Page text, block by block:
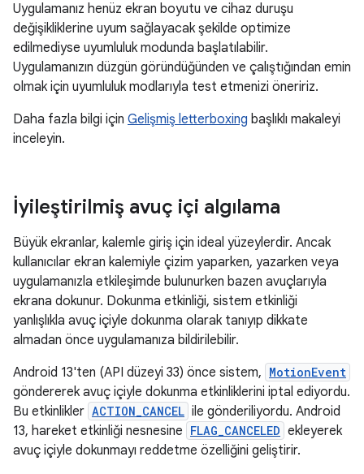
Uygulamanız henüz ekran boyutu ve cihaz duruşu
değişikliklerine uyum sağlayacak şekilde optimize
edilmediyse uyumluluk modunda başlatılabilir.
Uygulamanızın düzgün göründüğünden ve çalıştığından emin
olmak için uyumluluk modlarıyla test etmenizi öneririz.
Daha fazla bilgi için Gelişmiş letterboxing başlıklı makaleyi
inceleyin.
İyileştirilmiş avuç içi algılama
Büyük ekranlar, kalemle giriş için ideal yüzeylerdir. Ancak
kullanıcılar ekran kalemiyle çizim yaparken, yazarken veya
uygulamanızla etkileşimde bulunurken bazen avuçlarıyla
ekrana dokunur. Dokunma etkinliği, sistem etkinliği
yanlışlıkla avuç içiyle dokunma olarak tanıyıp dikkate
almadan önce uygulamanıza bildirilebilir.
Android 13'ten (API düzeyi 33) önce sistem, MotionEvent
göndererek avuç içiyle dokunma etkinliklerini iptal ediyordu.
Bu etkinlikler ACTION_CANCEL ile gönderiliyordu. Android
13, hareket etkinliği nesnesine FLAG_CANCELED ekleyerek
avuç içiyle dokunmayı reddetme özelliğini geliştirir.